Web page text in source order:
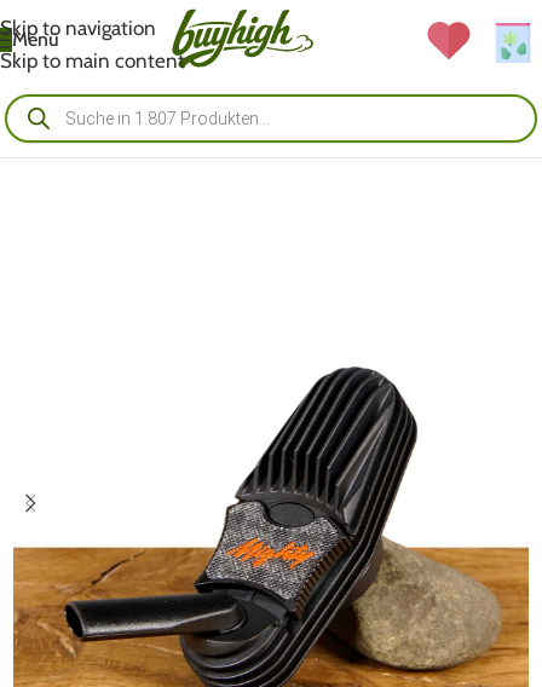
Skip to navigation
Skip to main content
Menü